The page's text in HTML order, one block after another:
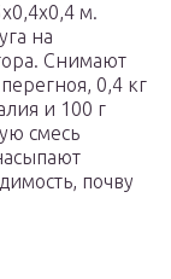
м.
на
Снимают
0,4 кг
и 100 г
смесь
почву